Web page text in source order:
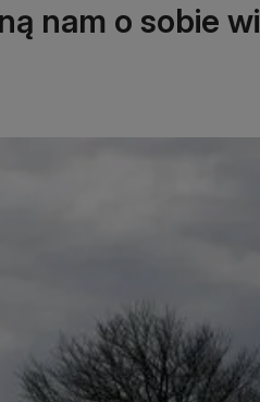
nam o sobie